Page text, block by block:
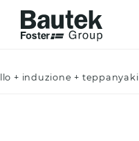
+ induzione + teppanyaki